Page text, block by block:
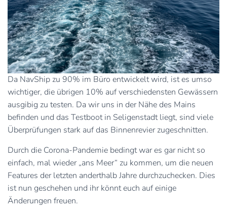
Da NavShip zu 90% im Büro entwickelt wird, ist es umso
wichtiger, die übrigen 10% auf verschiedensten Gewässern
ausgibig zu testen. Da wir uns in der Nähe des Mains
befinden und das Testboot in Seligenstadt liegt, sind viele
Überprüfungen stark auf das Binnenrevier zugeschnitten.
Durch die Corona-Pandemie bedingt war es gar nicht so
einfach, mal wieder „ans Meer“ zu kommen, um die neuen
Features der letzten anderthalb Jahre durchzuchecken. Dies
ist nun geschehen und ihr könnt euch auf einige
Änderungen freuen.